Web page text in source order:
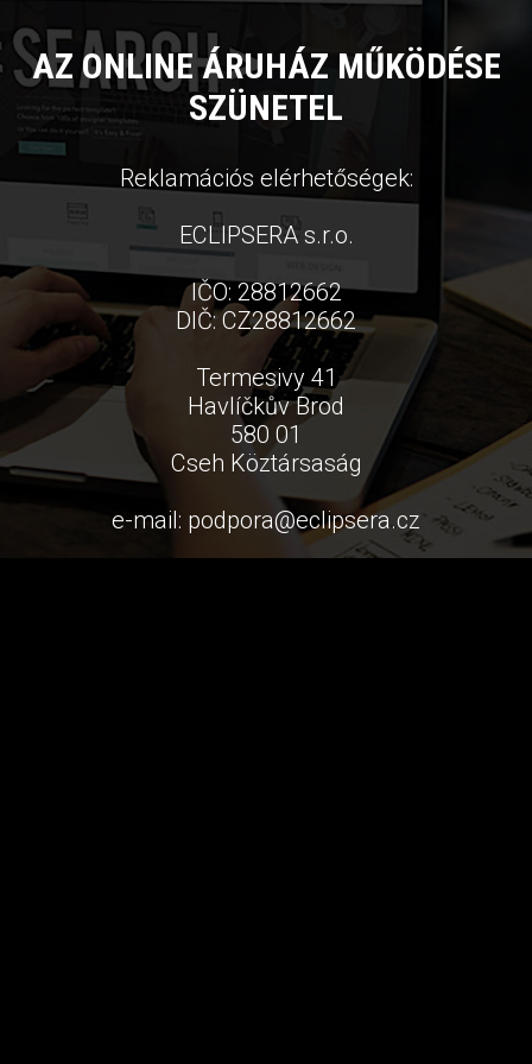
AZ ONLINE ÁRUHÁZ MŰKÖDÉSE
SZÜNETEL
Reklamációs elérhetőségek:
ECLIPSERA s.r.o.
IČO: 28812662
DIČ: CZ28812662
Termesivy 41
Havlíčkův Brod
580 01
Cseh Köztársaság
e-mail: podpora@eclipsera.cz